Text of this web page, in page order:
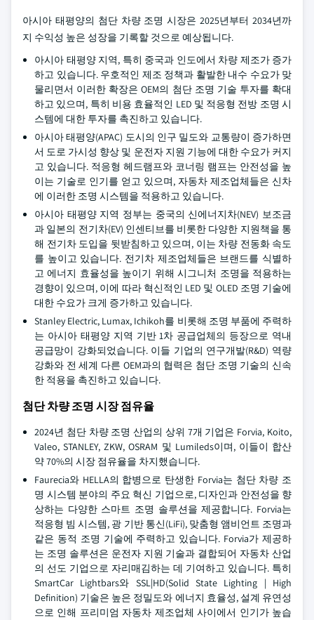
아시아 태평양의 첨단 차량 조명 시장은 2025년부터 2034년까
지 수익성 높은 성장을 기록할 것으로 예상됩니다.
아시아 태평양 지역, 특히 중국과 인도에서 차량 제조가 증가
하고 있습니다. 우호적인 제조 정책과 활발한 내수 수요가 맞
물리면서 이러한 확장은 OEM의 첨단 조명 기술 투자를 확대
하고 있으며, 특히 비용 효율적인 LED 및 적응형 전방 조명 시
스템에 대한 투자를 촉진하고 있습니다.
아시아 태평양(APAC) 도시의 인구 밀도와 교통량이 증가하면
서 도로 가시성 향상 및 운전자 지원 기능에 대한 수요가 커지
고 있습니다. 적응형 헤드램프와 코너링 램프는 안전성을 높
이는 기술로 인기를 얻고 있으며, 자동차 제조업체들은 신차
에 이러한 조명 시스템을 적용하고 있습니다.
아시아 태평양 지역 정부는 중국의 신에너지차(NEV) 보조금
과 일본의 전기차(EV) 인센티브를 비롯한 다양한 지원책을 통
해 전기차 도입을 뒷받침하고 있으며, 이는 차량 전동화 속도
를 높이고 있습니다. 전기차 제조업체들은 브랜드를 식별하
고 에너지 효율성을 높이기 위해 시그니처 조명을 적용하는
경향이 있으며, 이에 따라 혁신적인 LED 및 OLED 조명 기술에
대한 수요가 크게 증가하고 있습니다.
Stanley Electric, Lumax, Ichikoh를 비롯해 조명 부품에 주력하
는 아시아 태평양 지역 기반 1차 공급업체의 등장으로 역내
공급망이 강화되었습니다. 이들 기업의 연구개발(R&D) 역량
강화와 전 세계 다른 OEM과의 협력은 첨단 조명 기술의 신속
한 적용을 촉진하고 있습니다.
첨단 차량 조명 시장 점유율
2024년 첨단 차량 조명 산업의 상위 7개 기업은 Forvia, Koito,
Valeo, STANLEY, ZKW, OSRAM 및 Lumileds이며, 이들이 합산
약 70%의 시장 점유율을 차지했습니다.
Faurecia와 HELLA의 합병으로 탄생한 Forvia는 첨단 차량 조
명 시스템 분야의 주요 혁신 기업으로, 디자인과 안전성을 향
상하는 다양한 스마트 조명 솔루션을 제공합니다. Forvia는
적응형 빔 시스템, 광 기반 통신(LiFi), 맞춤형 앰비언트 조명과
같은 동적 조명 기술에 주력하고 있습니다. Forvia가 제공하
는 조명 솔루션은 운전자 지원 기술과 결합되어 자동차 산업
의 선도 기업으로 자리매김하는 데 기여하고 있습니다. 특히
SmartCar Lightbars와 SSL|HD(Solid State Lighting | High
Definition) 기술은 높은 정밀도와 에너지 효율성, 설계 유연성
으로 인해 프리미엄 자동차 제조업체 사이에서 인기가 높습